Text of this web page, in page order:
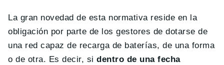
La gran novedad de esta normativa reside en la
obligación por parte de los gestores de dotarse de
una red capaz de recarga de baterías, de una forma
o de otra. Es decir, sidentro de una fecha